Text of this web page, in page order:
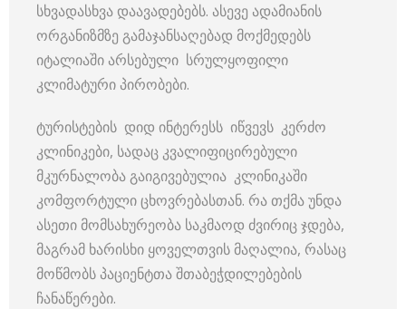
სხვადასხვა დაავადებებს. ასევე ადამიანის
ორგანიზმზე გამაჯანსაღებად მოქმედებს
იტალიაში არსებული სრულყოფილი
კლიმატური პირობები.
ტურისტების დიდ ინტერესს იწვევს კერძო
კლინიკები, სადაც კვალიფიცირებული
მკურნალობა გაიგივებულია კლინიკაში
კომფორტული ცხოვრებასთან. რა თქმა უნდა
ასეთი მომსახურეობა საკმაოდ ძვირიც ჯდება,
მაგრამ ხარისხი ყოველთვის მაღალია, რასაც
მოწმობს პაციენტთა შთაბეჭდილებების
ჩანაწერები.